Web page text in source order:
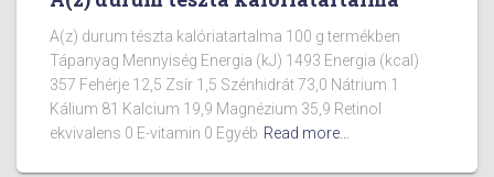
A(z) durum tészta kalóriatartalma 100 g termékben
Tápanyag Mennyiség Energia (kJ) 1493 Energia (kcal)
357 Fehérje 12,5 Zsír 1,5 Szénhidrát 73,0 Nátrium 1
Kálium 81 Kalcium 19,9 Magnézium 35,9 Retinol
ekvivalens 0 E-vitamin 0 Egyéb Read more…